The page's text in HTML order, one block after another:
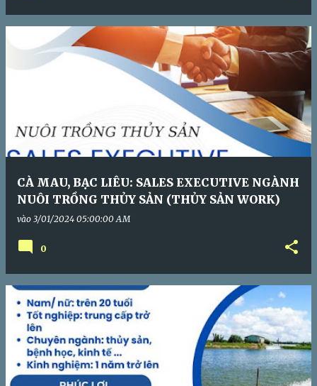
CÀ MAU, BẠC LIÊU: SALES EXECUTIVE NGÀNH
NUÔI TRỒNG THỦY SẢN (THỦY SẢN WORK)
vào 3/01/2024 05:00:00 AM
0